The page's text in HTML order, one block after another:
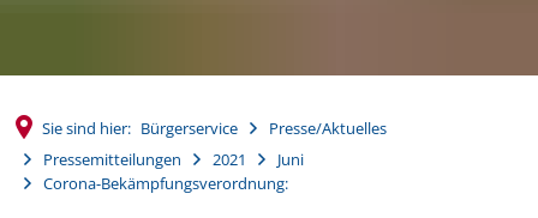
Sie sind hier: Bürgerservice
Presse/Aktuelles
Pressemitteilungen
2021
Juni
Corona-Bekämpfungsverordnung: